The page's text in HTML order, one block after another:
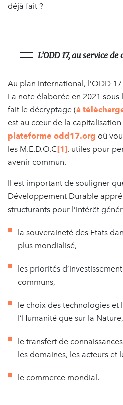
déjà fait ?
L’ODD 17, au service de
Au plan international, l’ODD
La note élaborée en 2021 sous
fait le décryptage (à
est au cœur de la
plateforme odd17.org où
les M.E.D.O.C[1]. utiles pour
avenir commun.
Il est important de souligner
Développement Durable
structurants pour l’intérêt
la souveraineté des Etats
plus mondialisé,
les priorités
communs,
le choix des technologies et
l’Humanité que sur la Nature,
le transfert de
les domaines, les acteurs et
le commerce mondial.